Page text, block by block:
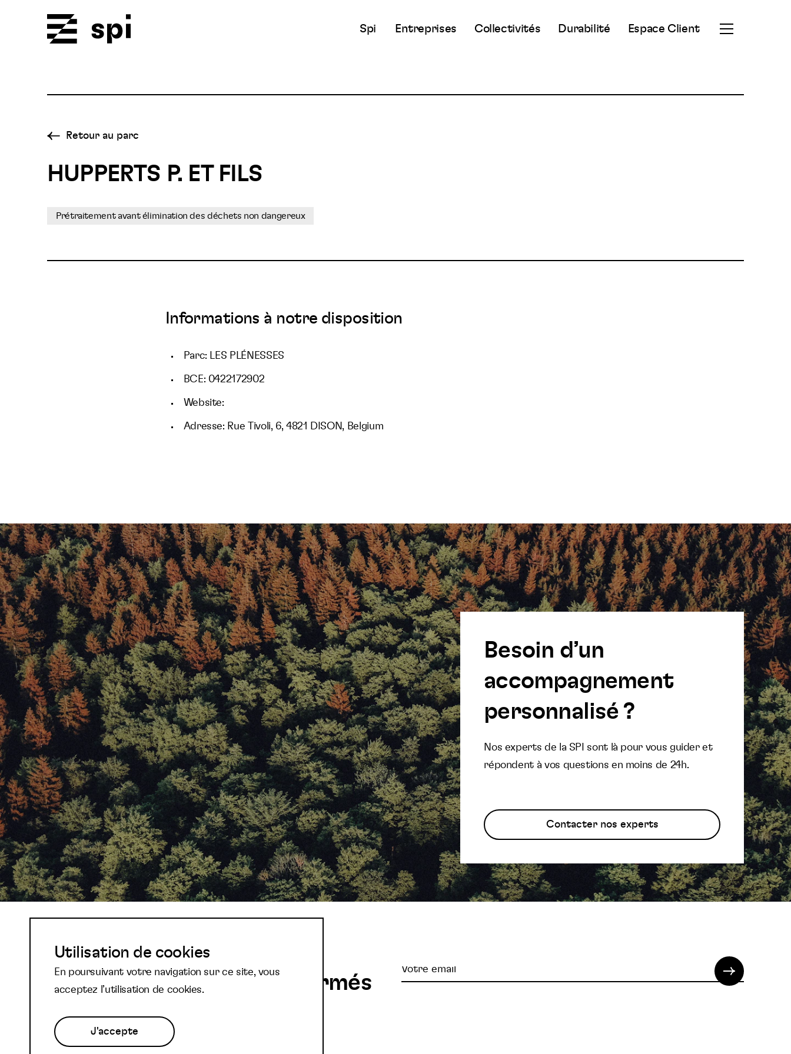
Spi Entreprises Collectivités Durabilité Espace Client
Ouvrir
Retour au parc
HUPPERTS P. ET FILS
Prétraitement avant élimination des déchets non dangereux
Informations à notre disposition
Parc: LES PLÉNESSES
BCE: 0422172902
Website:
Adresse: Rue Tivoli, 6, 4821 DISON, Belgium
Besoin d’un
accompagnement
personnalisé ?
Nos experts de la SPI sont là pour vous guider et
répondent à vos questions en moins de 24h.
Contacter nos experts
Abonnez-vous à notre
newsletter et restez informés
Votre
Utilisation de cookies
En poursuivant votre navigation sur ce site, vous
acceptez l’utilisation de cookies.
J'accepte